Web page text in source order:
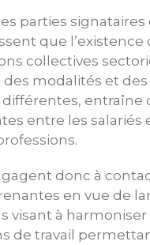
parties signataires
que l’existence
collectives
des modalités et
différentes, entraîne
entre les salariés
donc à
en vue de
visant à harmoniser
de travail